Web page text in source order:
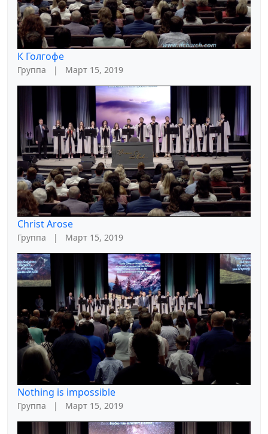
К Голгофе
Группа | Март 15, 2019
Christ Arose
Группа | Март 15, 2019
Nothing is impossible
Группа | Март 15, 2019